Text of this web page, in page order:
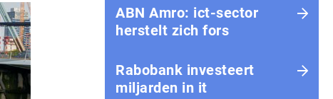
ABN Amro: ict-sector
herstelt zich fors
Rabobank investeert
miljarden in it